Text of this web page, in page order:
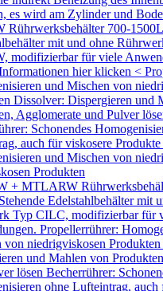
es wird am Zylinder und
Rührwerksbehälter 700-1500L
mit und ohne
modifizierbar für viele
hier klicken <
und Mischen von
Dissolver: Dispergieren und
Agglomerate und Pulver
Schonendes
auch für viskosere
und Mischen von
Produkten
+ MTLARW
Stehende Edelstahlbehälter mit
Typ CILC, modifizierbar für
Propellerrührer:
von niedrigviskosen
und Mahlen von
lösen Becherrührer:
ohne Lufteintrag, auch